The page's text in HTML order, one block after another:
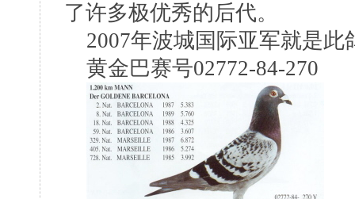
了许多极优秀的后代。
2007年波城国际亚军就是此
黄金巴赛号02772-84-270